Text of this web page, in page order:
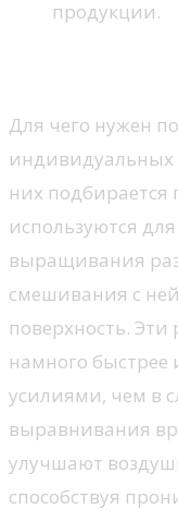
продукции.
Для чего нужен
индивидуальных
них
используются
выращивания
смешивания с
поверхность.
намного
усилиями, чем в
выравнивания
улучшают
способствуя